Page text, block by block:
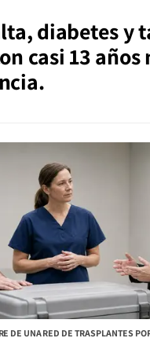
diabetes y
casi 13 años
DE UNA RED DE TRASPLANTES